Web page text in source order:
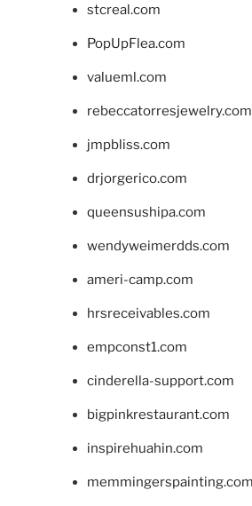
stcreal.com
PopUpFlea.com
valueml.com
rebeccatorresjewelry.com
jmpbliss.com
drjorgerico.com
queensushipa.com
wendyweimerdds.com
ameri-camp.com
hrsreceivables.com
empconst1.com
cinderella-support.com
bigpinkrestaurant.com
inspirehuahin.com
memmingerspainting.com